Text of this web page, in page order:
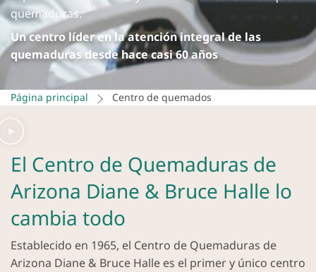
quemaduras.
Un centro líder en la atención integral de las
quemaduras desde hace casi 60 años
Página principal Centro de quemados
El Centro de Quemaduras de
Arizona Diane & Bruce Halle lo
cambia todo
Establecido en 1965, el Centro de Quemaduras de
Arizona Diane & Bruce Halle es el primer y único centro